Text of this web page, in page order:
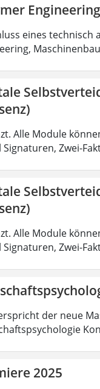
eines technisch
Alle Module
Signaturen, Zwei-
Alle Module
Signaturen, Zwei-
der neue
2025